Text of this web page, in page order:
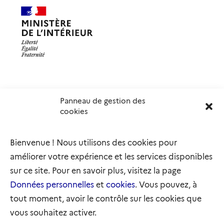
Panneau de gestion des
cookies
Bienvenue ! Nous utilisons des cookies pour
améliorer votre expérience et les services disponibles
sur ce site. Pour en savoir plus, visitez la page
Données personnelles et cookies. Vous pouvez, à
tout moment, avoir le contrôle sur les cookies que
vous souhaitez activer.
Délégation interministérielle à l’accueil et à l’intégration
elysee.fr
info.gouv.fr
legifrance.gouv.fr
refugies.info
initiativemarianne.fr